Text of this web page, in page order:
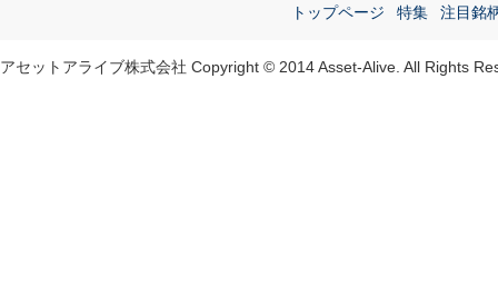
トップページ 特集 注目銘
アセットアライブ株式会社 Copyright © 2014 Asset-Alive. All Rights